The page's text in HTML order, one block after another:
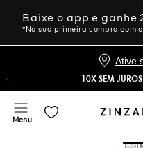
Baixe o app e ganhe
*Na sua primeira compra com o
Ative
10X SEM JUROS